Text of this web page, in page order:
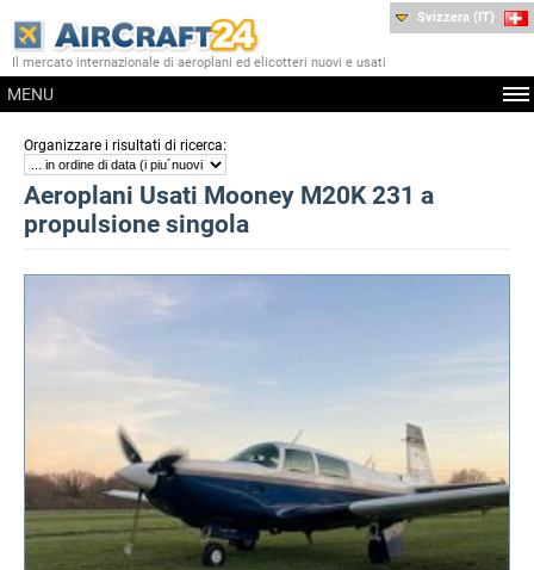
Il mercato internazionale di aeroplani ed elicotteri nuovi e usati
MENU
Svizzera (IT)
Organizzare i risultati di ricerca:
Aeroplani Usati Mooney M20K 231 a
propulsione singola